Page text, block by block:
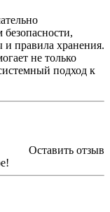
правила хранения.
не только
подход к
Оставить отзыв